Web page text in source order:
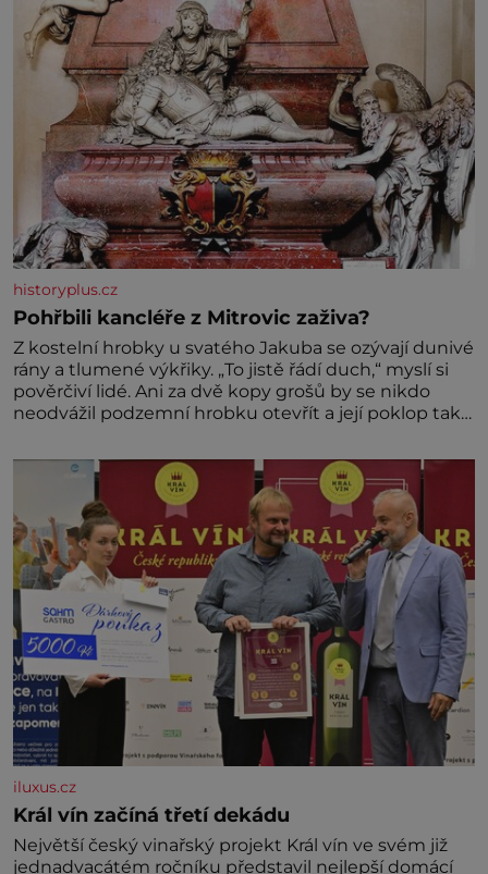
historyplus.cz
Pohřbili kancléře z Mitrovic zaživa?
Z kostelní hrobky u svatého Jakuba se ozývají dunivé
rány a tlumené výkřiky. „To jistě řádí duch,“ myslí si
pověrčiví lidé. Ani za dvě kopy grošů by se nikdo
neodvážil podzemní hrobku otevřít a její poklop tak
divné burácení skutečně ustane. Když o mnoho let
později hrobku
iluxus.cz
Král vín začíná třetí dekádu
Největší český vinařský projekt Král vín ve svém již
jednadvacátém ročníku představil nejlepší domácí